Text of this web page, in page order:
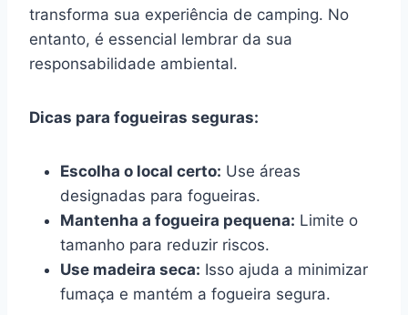
transforma sua experiência de camping. No
entanto, é essencial lembrar da sua
responsabilidade ambiental.
Dicas para fogueiras seguras:
Escolha o local certo: Use áreas
designadas para fogueiras.
Mantenha a fogueira pequena: Limite o
tamanho para reduzir riscos.
Use madeira seca: Isso ajuda a minimizar
fumaça e mantém a fogueira segura.